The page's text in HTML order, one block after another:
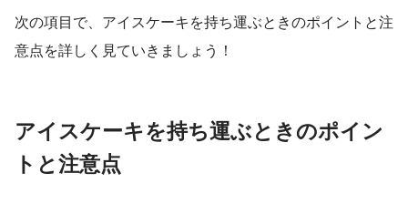
次の項目で、アイスケーキを持ち運ぶときのポイントと注
意点を詳しく見ていきましょう！
アイスケーキを持ち運ぶときのポイン
トと注意点